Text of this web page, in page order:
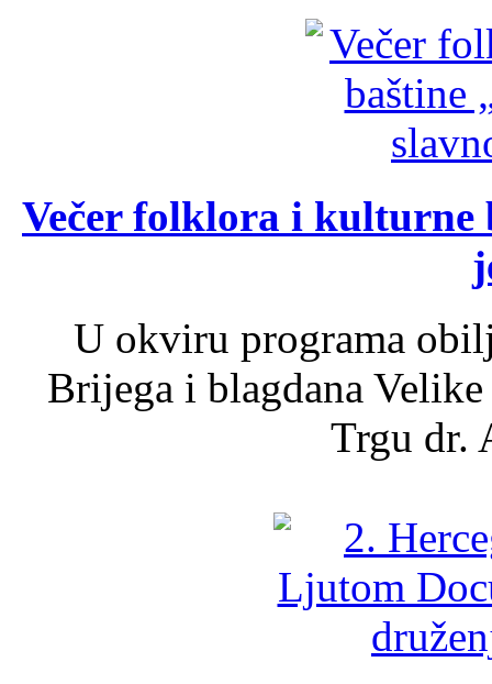
Večer folklora i kulturne
U okviru programa
Brijega i blagdana
Trgu dr.